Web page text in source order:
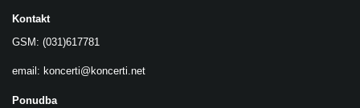
Kontakt
GSM: (031)617781
email: koncerti@koncerti.net
Ponudba